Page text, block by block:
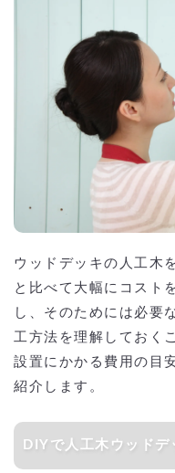
ウッドデッキの人工木
と比べて大幅にコスト
し、そのためには必要
工方法を理解しておく
設置にかかる費用の目
紹介します。
DIYで人工木ウッド